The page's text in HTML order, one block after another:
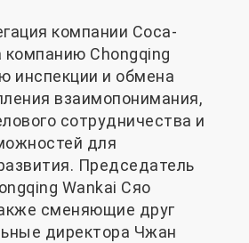
компании Coca-
компанию Chongqing
инспекции и обмена
взаимопонимания,
сотрудничества и
для
Председатель
Wankai Сяо
сменяющие друг
директора Чжан